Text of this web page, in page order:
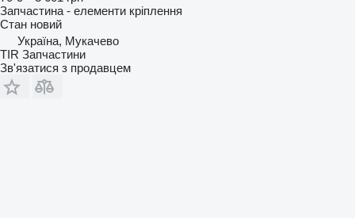
Запчастина - елементи кріплення
Стан новий
Україна, Мукачево
TIR Запчастини
Зв'язатися з продавцем